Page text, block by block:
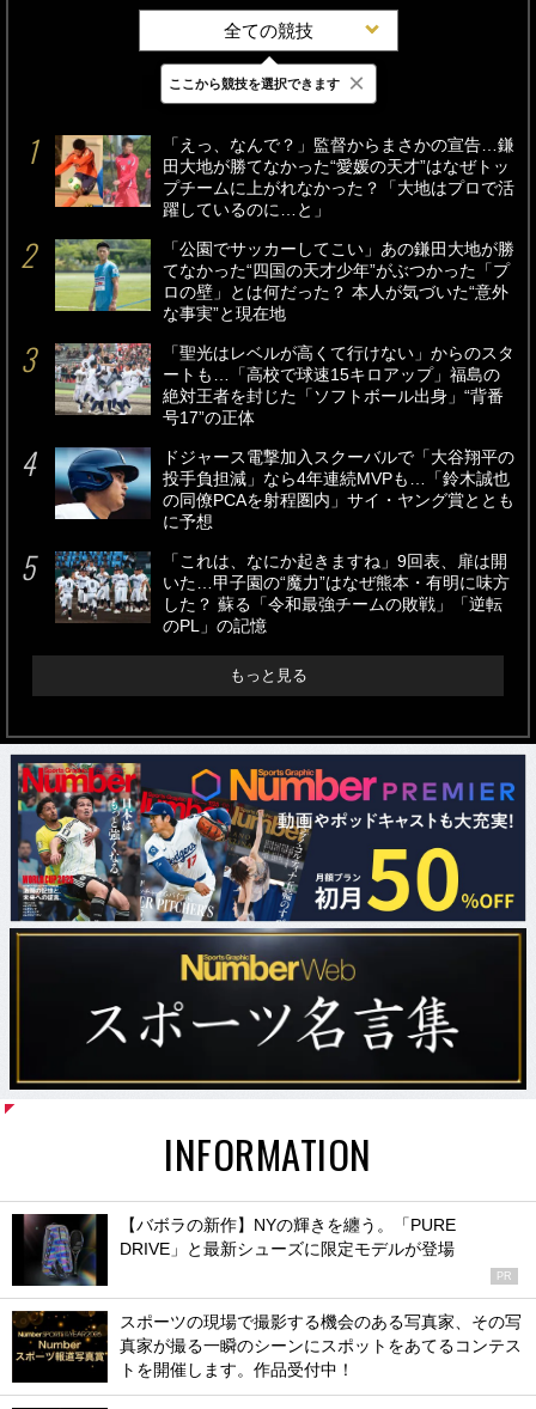
全ての競技
最新 24時間 週間
「えっ、なんで？」監督からまさかの宣告…鎌
田大地が勝てなかった“愛媛の天才”はなぜトッ
プチームに上がれなかった？「大地はプロで活
躍しているのに…と」
「公園でサッカーしてこい」あの鎌田大地が勝
てなかった“四国の天才少年”がぶつかった「プ
ロの壁」とは何だった？ 本人が気づいた“意外
な事実”と現在地
「聖光はレベルが高くて行けない」からのスタ
ートも…「高校で球速15キロアップ」福島の
絶対王者を封じた「ソフトボール出身」“背番
号17”の正体
ドジャース電撃加入スクーバルで「大谷翔平の
投手負担減」なら4年連続MVPも…「鈴木誠也
の同僚PCAを射程圏内」サイ・ヤング賞ととも
に予想
「これは、なにか起きますね」9回表、扉は開
いた…甲子園の“魔力”はなぜ熊本・有明に味方
した？ 蘇る「令和最強チームの敗戦」「逆転
のPL」の記憶
もっと見る
INFORMATION
【バボラの新作】NYの輝きを纏う。「PURE
DRIVE」と最新シューズに限定モデルが登場
PR
スポーツの現場で撮影する機会のある写真家、その写
真家が撮る一瞬のシーンにスポットをあてるコンテス
トを開催します。作品受付中！
ここから競技を選択できます ×